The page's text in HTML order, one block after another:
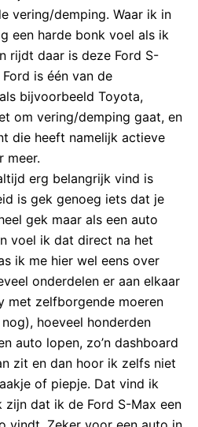
vering/demping. Waar ik in
een harde bonk voel als ik
rijdt daar is deze Ford S-
is één van de
bijvoorbeeld Toyota,
om vering/demping gaat, en
die heeft namelijk actieve
meer.
erg belangrijk vind is
is gek genoeg iets dat je
gek maar als een auto
voel ik dat direct na het
ik me hier wel eens over
onderdelen er aan elkaar
met zelfborgende moeren
hoeveel honderden
auto lopen, zo’n dashboard
zit en dan hoor ik zelfs niet
of piepje. Dat vind ik
zijn dat ik de Ford S-Max een